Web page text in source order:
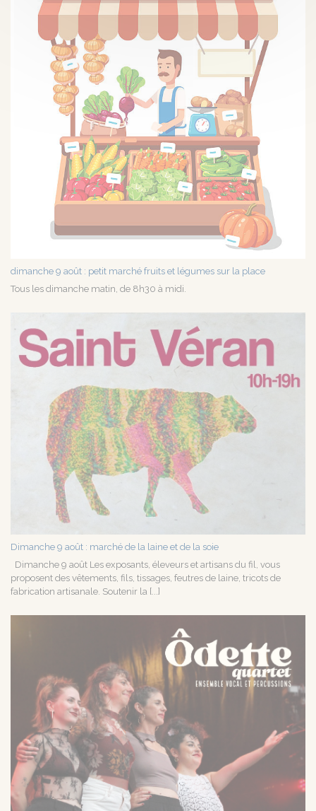
dimanche 9 août : petit marché fruits et légumes sur la place
Tous les dimanche matin, de 8h30 à midi.
Dimanche 9 août : marché de la laine et de la soie
Dimanche 9 août Les exposants, éleveurs et artisans du fil, vous
proposent des vêtements, fils, tissages, feutres de laine, tricots de
fabrication artisanale. Soutenir la [...]